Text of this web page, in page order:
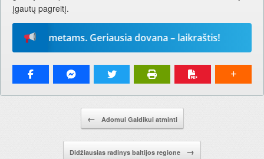
įgautų pagreitį.
iems metams. Geriausia dovana – laikraštis!
← Adomui Galdikui atminti
Didžiausias radinys baltijos regione →